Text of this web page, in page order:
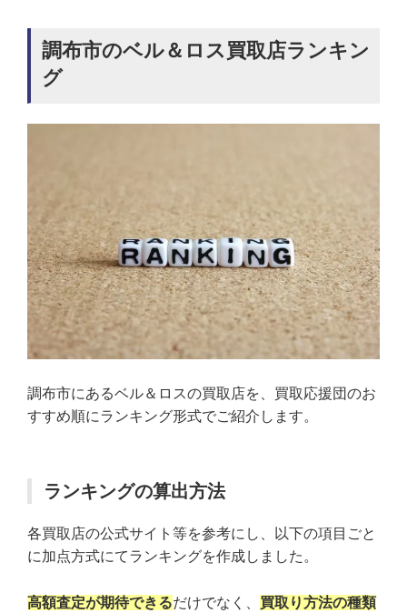
調布市のベル＆ロス買取店ランキン
グ
調布市にあるベル＆ロスの買取店を、買取応援団のお
すすめ順にランキング形式でご紹介します。
ランキングの算出方法
各買取店の公式サイト等を参考にし、以下の項目ごと
に加点方式にてランキングを作成しました。
高額査定が期待できるだけでなく、 買取り方法の種類